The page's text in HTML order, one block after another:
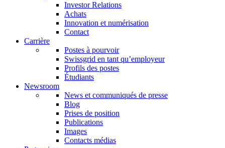
Investor Relations
Achats
Innovation et numérisation
Contact
Carrière
Postes à pourvoir
Swissgrid en tant qu’employeur
Profils des postes
Étudiants
Newsroom
News et communiqués de presse
Blog
Prises de position
Publications
Images
Contacts médias